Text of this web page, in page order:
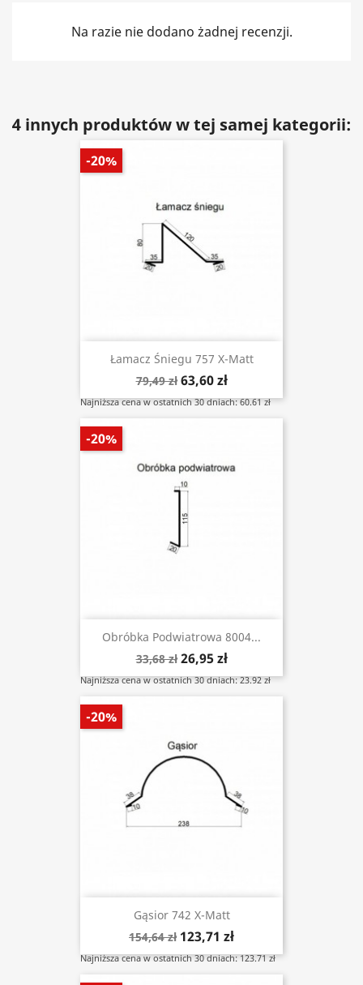
Na razie nie dodano żadnej recenzji.
4 innych produktów w tej samej kategorii:
Łamacz Śniegu 757 X-Matt
79,49 zł 63,60 zł
Najniższa cena w ostatnich 30 dniach: 60.61 zł
-20%
Obróbka Podwiatrowa 8004...
33,68 zł 26,95 zł
Najniższa cena w ostatnich 30 dniach: 23.92 zł
-20%
Gąsior 742 X-Matt
154,64 zł 123,71 zł
Najniższa cena w ostatnich 30 dniach: 123.71 zł
-20%